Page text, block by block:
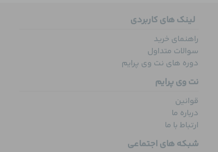
لینک های کاربردی
راهنمای خرید
سوالات متداول
دوره های نت وی پرایم
نت وی پرایم
قوانین
درباره ما
ارتباط با ما
شبکه های اجتماعی